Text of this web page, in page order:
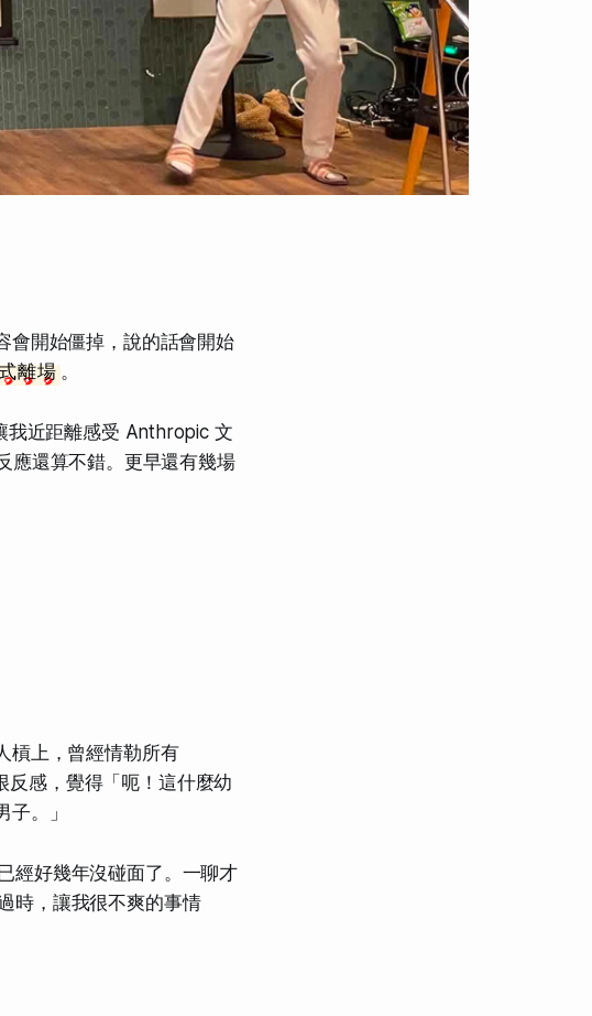
會開始僵掉，說的話會開始
離場。
我近距離感受 Anthropic 文
應還算不錯。更早還有幾場
槓上，曾經情勒所有
反感，覺得「呃！這什麼幼
。」
經好幾年沒碰面了。一聊才
時，讓我很不爽的事情